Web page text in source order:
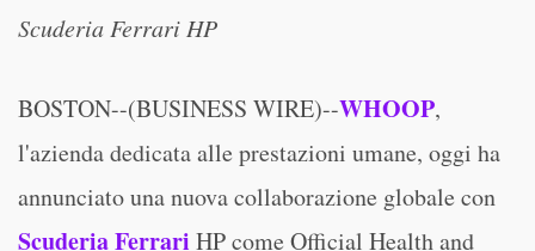
Scuderia Ferrari HP
BOSTON--(BUSINESS WIRE)--WHOOP,
l'azienda dedicata alle prestazioni umane, oggi ha
annunciato una nuova collaborazione globale con
Scuderia Ferrari HP come Official Health and